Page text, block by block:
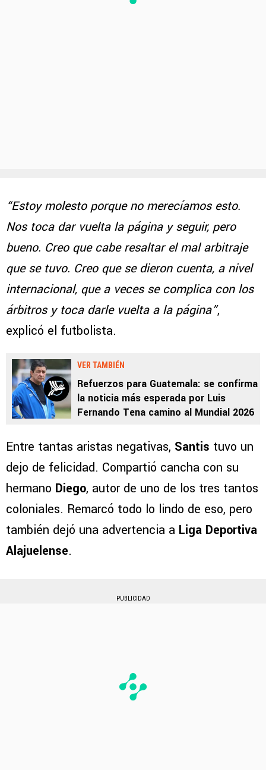
“Estoy molesto porque no merecíamos esto.
Nos toca dar vuelta la página y seguir, pero
bueno. Creo que cabe resaltar el mal arbitraje
que se tuvo. Creo que se dieron cuenta, a nivel
internacional, que a veces se complica con los
árbitros y toca darle vuelta a la página”,
explicó el futbolista.
VER TAMBIÉN
Refuerzos para Guatemala: se confirma
la noticia más esperada por Luis
Fernando Tena camino al Mundial 2026
Entre tantas aristas negativas, Santis tuvo un
dejo de felicidad. Compartió cancha con su
hermano Diego, autor de uno de los tres tantos
coloniales. Remarcó todo lo lindo de eso, pero
también dejó una advertencia a Liga Deportiva
Alajuelense.
PUBLICIDAD